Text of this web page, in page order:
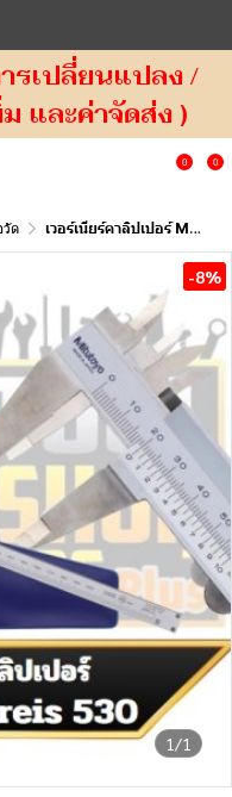
รเปลี่ยนแปลง /
และค่าจัดส่ง )
0 0
วัด เวอร์เนียร์คาลิปเปอร์ Mitutoyo Vernier Caliper, Metric Sereis 530
1/1
-8%